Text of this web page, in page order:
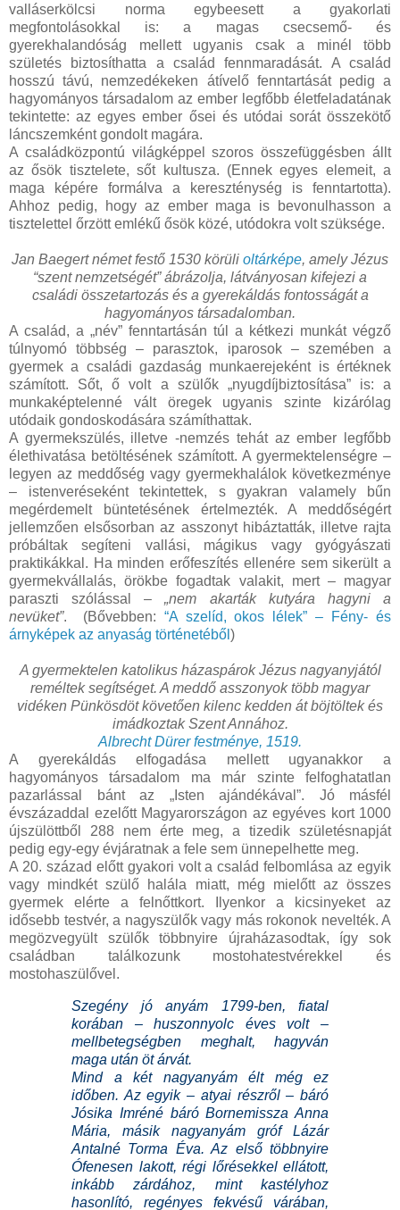
valláserkölcsi norma egybeesett a gyakorlati
megfontolásokkal is: a magas csecsemő- és
gyerekhalandóság mellett ugyanis csak a minél több
születés biztosíthatta a család fennmaradását. A család
hosszú távú, nemzedékeken átívelő fenntartását pedig a
hagyományos társadalom az ember legfőbb életfeladatának
tekintette: az egyes ember ősei és utódai sorát összekötő
láncszemként gondolt magára.
A családközpontú világképpel szoros összefüggésben állt
az ősök tisztelete, sőt kultusza. (Ennek egyes elemeit, a
maga képére formálva a kereszténység is fenntartotta).
Ahhoz pedig, hogy az ember maga is bevonulhasson a
tisztelettel őrzött emlékű ősök közé, utódokra volt szüksége.
Jan Baegert német festő 1530 körüli oltárképe, amely Jézus
“szent nemzetségét” ábrázolja, látványosan kifejezi a
családi összetartozás és a gyerekáldás fontosságát a
hagyományos társadalomban.
A család, a „név” fenntartásán túl a kétkezi munkát végző
túlnyomó többség – parasztok, iparosok – szemében a
gyermek a családi gazdaság munkaerejeként is értéknek
számított. Sőt, ő volt a szülők „nyugdíjbiztosítása” is: a
munkaképtelenné vált öregek ugyanis szinte kizárólag
utódaik gondoskodására számíthattak.
A gyermekszülés, illetve -nemzés tehát az ember legfőbb
élethivatása betöltésének számított. A gyermektelenségre –
legyen az meddőség vagy gyermekhalálok következménye
– istenveréseként tekintettek, s gyakran valamely bűn
megérdemelt büntetésének értelmezték. A meddőségért
jellemzően elsősorban az asszonyt hibáztatták, illetve rajta
próbáltak segíteni vallási, mágikus vagy gyógyászati
praktikákkal. Ha minden erőfeszítés ellenére sem sikerült a
gyermekvállalás, örökbe fogadtak valakit, mert – magyar
paraszti szólással –„nem akarták kutyára hagyni a
nevüket”. (Bővebben: “A szelíd, okos lélek” – Fény- és
árnyképek az anyaság történetéből )
A gyermektelen katolikus házaspárok Jézus nagyanyjától
reméltek segítséget. A meddő asszonyok több magyar
vidéken Pünkösdöt követően kilenc kedden át böjtöltek és
imádkoztak Szent Annához.
Albrecht Dürer festménye, 1519.
A gyerekáldás elfogadása mellett ugyanakkor a
hagyományos társadalom ma már szinte felfoghatatlan
pazarlással bánt az „Isten ajándékával”. Jó másfél
évszázaddal ezelőtt Magyarországon az egyéves kort 1000
újszülöttből 288 nem érte meg, a tizedik születésnapját
pedig egy-egy évjáratnak a fele sem ünnepelhette meg.
A 20. század előtt gyakori volt a család felbomlása az egyik
vagy mindkét szülő halála miatt, még mielőtt az összes
gyermek elérte a felnőttkort. Ilyenkor a kicsinyeket az
idősebb testvér, a nagyszülők vagy más rokonok nevelték. A
megözvegyült szülők többnyire újraházasodtak, így sok
családban találkozunk mostohatestvérekkel és
mostohaszülővel.
Szegény jó anyám 1799-ben, fiatal
korában – huszonnyolc éves volt –
mellbetegségben meghalt, hagyván
maga után öt árvát.
Mind a két nagyanyám élt még ez
időben. Az egyik – atyai részről – báró
Jósika Imréné báró Bornemissza Anna
Mária, másik nagyanyám gróf Lázár
Antalné Torma Éva. Az első többnyire
Ófenesen lakott, régi lőrésekkel ellátott,
inkább zárdához, mint kastélyhoz
hasonlító, regényes fekvésű várában,